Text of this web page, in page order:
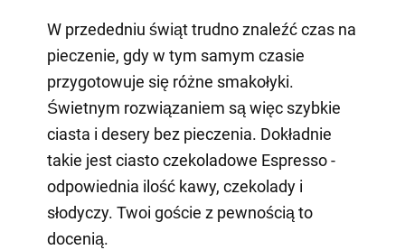
W przededniu świąt trudno znaleźć czas na
pieczenie, gdy w tym samym czasie
przygotowuje się różne smakołyki.
Świetnym rozwiązaniem są więc szybkie
ciasta i desery bez pieczenia. Dokładnie
takie jest ciasto czekoladowe Espresso -
odpowiednia ilość kawy, czekolady i
słodyczy. Twoi goście z pewnością to
docenią.